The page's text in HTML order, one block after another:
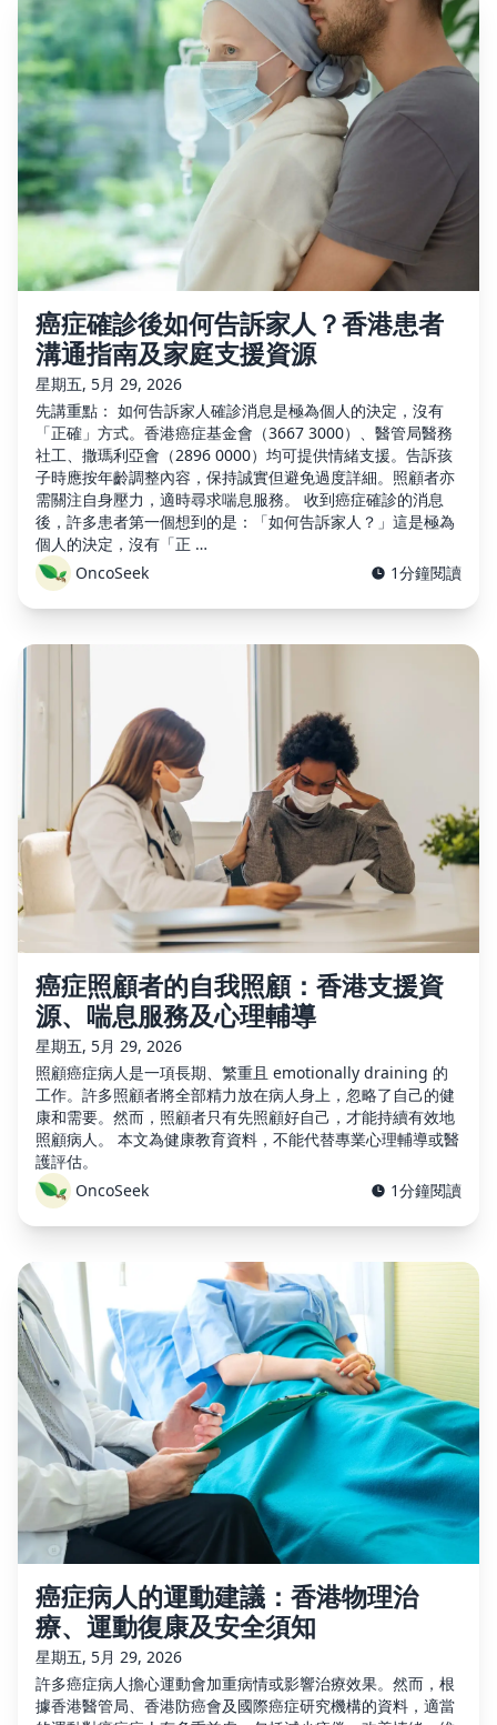
癌症確診後如何告訴家人？香港患者
溝通指南及家庭支援資源
星期五, 5月 29, 2026
先講重點： 如何告訴家人確診消息是極為個人的決定，沒有
「正確」方式。香港癌症基金會（3667 3000）、醫管局醫務
社工、撒瑪利亞會（2896 0000）均可提供情緒支援。告訴孩
子時應按年齡調整內容，保持誠實但避免過度詳細。照顧者亦
需關注自身壓力，適時尋求喘息服務。 收到癌症確診的消息
後，許多患者第一個想到的是：「如何告訴家人？」這是極為
個人的決定，沒有「正 …
OncoSeek
1分鐘閱讀
癌症照顧者的自我照顧：香港支援資
源、喘息服務及心理輔導
星期五, 5月 29, 2026
照顧癌症病人是一項長期、繁重且 emotionally draining 的
工作。許多照顧者將全部精力放在病人身上，忽略了自己的健
康和需要。然而，照顧者只有先照顧好自己，才能持續有效地
照顧病人。 本文為健康教育資料，不能代替專業心理輔導或醫
護評估。
OncoSeek
1分鐘閱讀
癌症病人的運動建議：香港物理治
療、運動復康及安全須知
星期五, 5月 29, 2026
許多癌症病人擔心運動會加重病情或影響治療效果。然而，根
據香港醫管局、香港防癌會及國際癌症研究機構的資料，適當